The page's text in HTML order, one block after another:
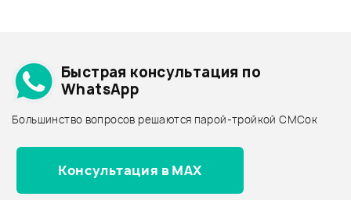
Архив товаров - дешевле
Архив товаров - дороже
Все товары BEHRINGER
Архив товаров - новинки
Быстрая консультация по
WhatsApp
Большинство вопросов решаются парой-тройкой СМСок
Консультация в MAX